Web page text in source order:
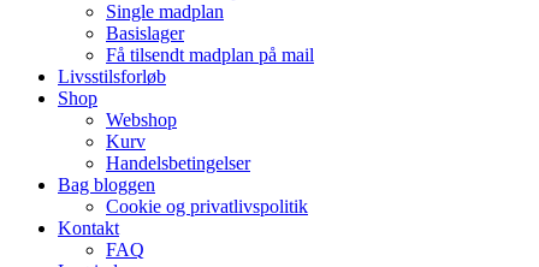
Single madplan
Basislager
Få tilsendt madplan på mail
Livsstilsforløb
Shop
Webshop
Kurv
Handelsbetingelser
Bag bloggen
Cookie og privatlivspolitik
Kontakt
FAQ